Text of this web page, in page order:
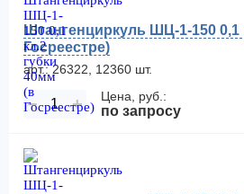
Штангенциркуль ШЦ-1-150 0,1
Госреестре)
арт.: 26322, 12360 шт.
− + Цена, руб.:
по запросу